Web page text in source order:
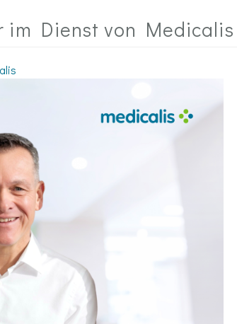
im Dienst von Medicalis